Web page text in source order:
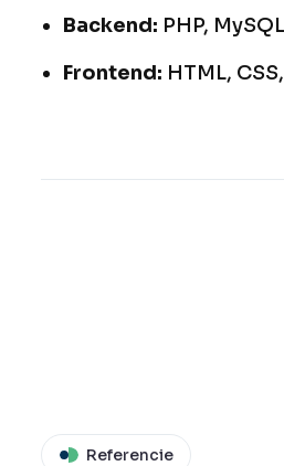
Backend: PHP,
Frontend: HTML,
Referencie